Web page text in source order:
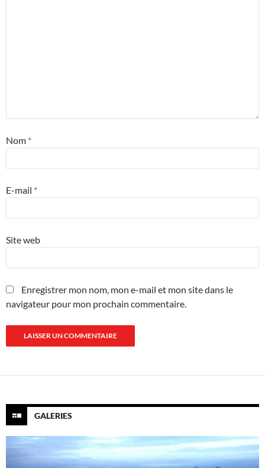
Nom *
E-mail *
Site web
Enregistrer mon nom, mon e-mail et mon site dans le
navigateur pour mon prochain commentaire.
GALERIES